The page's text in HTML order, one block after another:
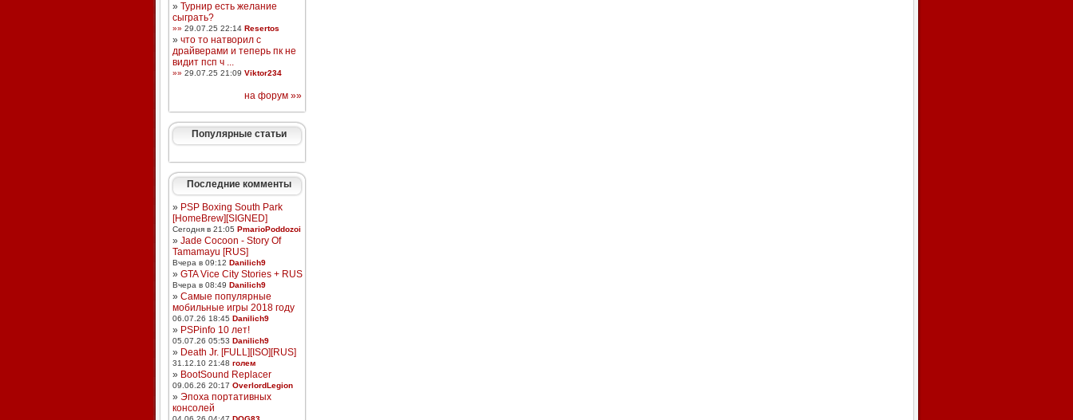
» Турнир есть желание
сыграть?
»» 29.07.25 22:14 Resertos
» что то натворил с
драйверами и теперь пк не
видит псп ч ...
»» 29.07.25 21:09 Viktor234
на форум »»
Популярные статьи
Последние комменты
» PSP Boxing South Park
[HomeBrew][SIGNED]
Сегодня в 21:05 PmarioPoddozoi
» Jade Cocoon - Story Of
Tamamayu [RUS]
Вчера в 09:12 Danilich9
» GTA Vice City Stories + RUS
Вчера в 08:49 Danilich9
» Самые популярные
мобильные игры 2018 году
06.07.26 18:45 Danilich9
» PSPinfo 10 лет!
05.07.26 05:53 Danilich9
» Death Jr. [FULL][ISO][RUS]
31.12.10 21:48 голем
» BootSound Replacer
09.06.26 20:17 OverlordLegion
» Эпоха портативных
консолей